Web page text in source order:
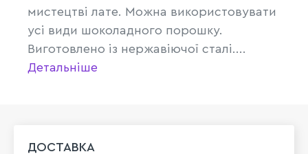
мистецтві лате. Можна використовувати
усі види шоколадного порошку.
Виготовлено із нержавіючої сталі....
Детальніше
ДОСТАВКА